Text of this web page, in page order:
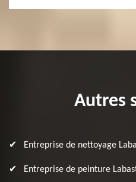
Autres
Entreprise de nettoyage
Entreprise de peinture